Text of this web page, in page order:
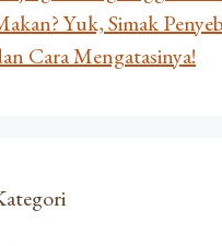
Yuk, Simak
Cara Mengatasinya!